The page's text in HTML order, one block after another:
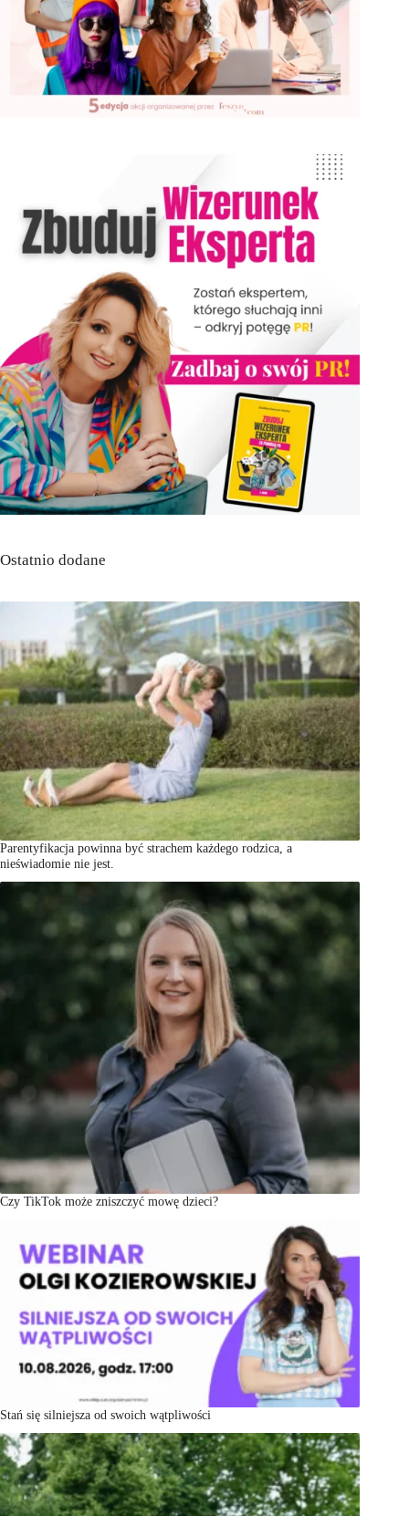
Ostatnio dodane
Parentyfikacja powinna być strachem każdego rodzica, a
nieświadomie nie jest.
Czy TikTok może zniszczyć mowę dzieci?
Stań się silniejsza od swoich wątpliwości